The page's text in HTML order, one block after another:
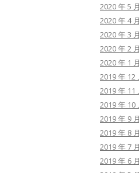
2020 年 5 月
2020 年 4 月
2020 年 3 月
2020 年 2 月
2020 年 1 月
2019 年 12
2019 年 11
2019 年 10
2019 年 9 月
2019 年 8 月
2019 年 7 月
2019 年 6 月